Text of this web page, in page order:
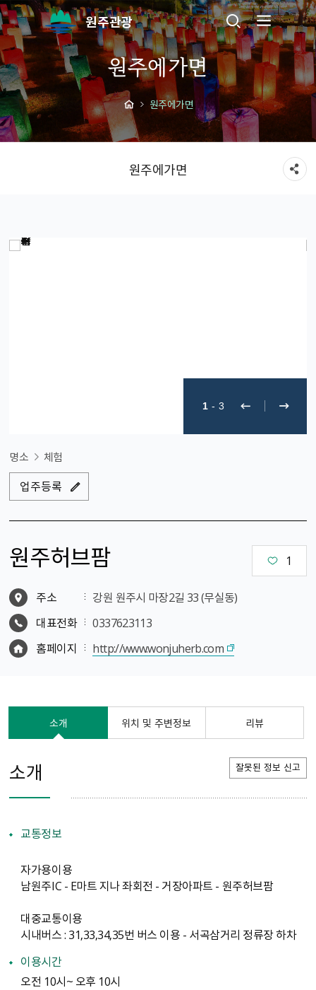
원주관광
원주에가면
원주에가면
원주에가면
1 - 3
명소 체험
업주등록
원주허브팜 1
주소
강원 원주시 마장2길 33 (무실동)
대표전화
0337623113
홈페이지
http://www.wonjuherb.com
소개 위치 및 주변정보 리뷰
소개 잘못된 정보 신고
교통정보
자가용이용
남원주IC - E마트 지나 좌회전 - 거장아파트 - 원주허브팜
대중교통이용
시내버스 : 31,33,34,35번 버스 이용 - 서곡삼거리 정류장 하차
이용시간
오전 10시~ 오후 10시